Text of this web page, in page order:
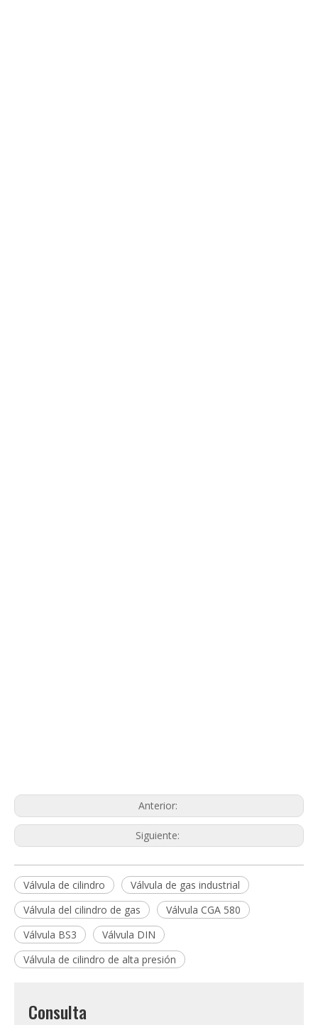
Anterior:
Siguiente:
Válvula de cilindro
Válvula de gas industrial
Válvula del cilindro de gas
Válvula CGA 580
Válvula BS3
Válvula DIN
Válvula de cilindro de alta presión
Consulta